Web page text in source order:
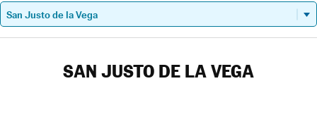
SAN JUSTO DE LA VEGA